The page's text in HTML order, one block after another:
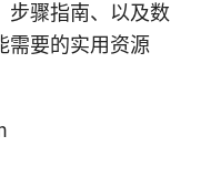
步骤指南、以及数
需要的实用资源